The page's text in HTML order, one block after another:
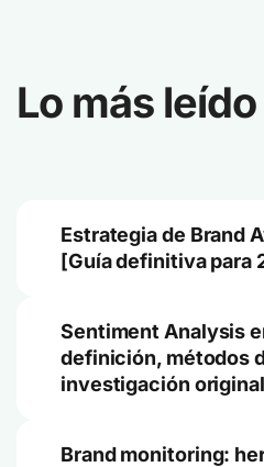
Lo más leído
Estrategia de Brand
[Guía definitiva para
Sentiment Analysis
definición, métodos
investigación original
Brand monitoring: